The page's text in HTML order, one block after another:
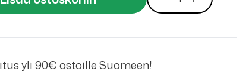
yli 90€ ostoille Suomeen!